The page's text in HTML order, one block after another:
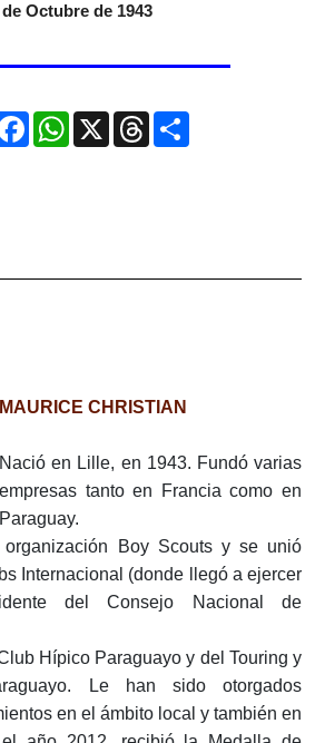
de Octubre de 1943
FacebookWhatsApp
X ThreadsCompartir
MAURICE CHRISTIAN
Nació en Lille, en 1943. Fundó varias
empresas tanto en Francia como en
Paraguay.
Boy Scouts y se unió
Internacional (donde llegó a ejercer
del Consejo Nacional de
Hípico Paraguayo y del Touring y
Le han sido otorgados
en el ámbito local y también en